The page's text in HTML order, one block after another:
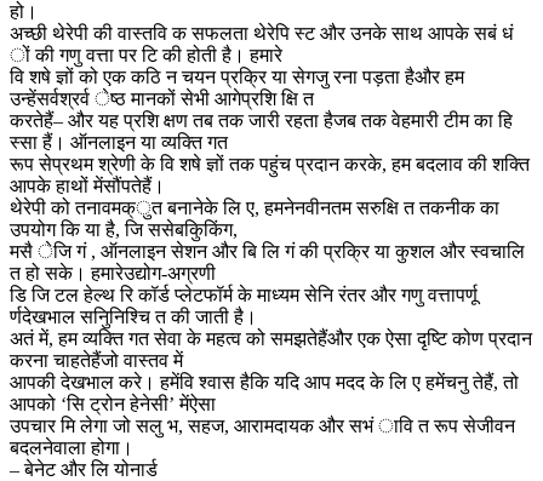
हो।
अच्छी थेरेपी की वास्तवि क सफलता थेरेपि स्ट और उनके साथ आपके सबं धं
ों की गणु वत्ता पर टि की होती है। हमारे
वि शषे ज्ञों को एक कठि न चयन प्रक्रि या सेगजु रना पड़ता हैऔर हम
उन्हेंसर्वश्रर्व ेष्ठ मानकों सेभी आगेप्रशि क्षि त
करतेहैं– और यह प्रशि क्षण तब तक जारी रहता हैजब तक वेहमारी टीम का हि
स्सा हैं। ऑनलाइन या व्यक्ति गत
रूप सेप्रथम श्रेणी के वि शषे ज्ञों तक पहुंच प्रदान करके, हम बदलाव की शक्ति
आपके हाथों मेंसौंपतेहैं।
थेरेपी को तनावमक्ुत बनानेके लि ए, हमनेनवीनतम सरुक्षि त तकनीक का
उपयोग कि या है, जि ससेबकिुकिंग,
मसै ेजि गं , ऑनलाइन सेशन और बि लि गं की प्रक्रि या कुशल और स्वचालि
त हो सके। हमारेउद्योग-अग्रणी
डि जि टल हेल्थ रि कॉर्ड प्लेटफॉर्म के माध्यम सेनि रंतर और गणु वत्तापर्णू
र्णदेखभाल सनिुनिश्चि त की जाती है।
अतं में, हम व्यक्ति गत सेवा के महत्व को समझतेहैंऔर एक ऐसा दृष्टि कोण प्रदान
करना चाहतेहैंजो वास्तव में
आपकी देखभाल करे। हमेंवि श्वास हैकि यदि आप मदद के लि ए हमेंचनु तेहैं, तो
आपको ‘सि ट्रोन हेनेसी’ मेंऐसा
उपचार मि लेगा जो सलु भ, सहज, आरामदायक और सभं ावि त रूप सेजीवन
बदलनेवाला होगा।
– बेनेट और लि योनार्ड